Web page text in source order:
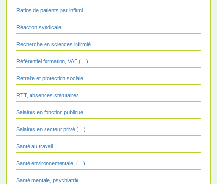
Ratios de patients par infirmi
Réaction syndicale
Recherche en sciences infirmiè
Référentiel formation, VAE (…)
Retraite et protection sociale
RTT, absences statutaires
Salaires en fonction publique
Salaires en secteur privé (…)
Santé au travail
Santé environnementale, (…)
Santé mentale, psychiatrie